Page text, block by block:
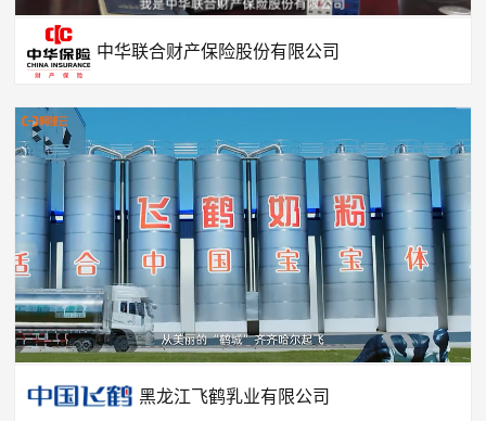
中华联合财产保险股份有限公司
黑龙江飞鹤乳业有限公司